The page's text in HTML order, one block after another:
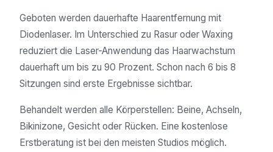
Geboten werden dauerhafte Haarentfernung mit
Diodenlaser. Im Unterschied zu Rasur oder Waxing
reduziert die Laser-Anwendung das Haarwachstum
dauerhaft um bis zu 90 Prozent. Schon nach 6 bis 8
Sitzungen sind erste Ergebnisse sichtbar.
Behandelt werden alle Körperstellen: Beine, Achseln,
Bikinizone, Gesicht oder Rücken. Eine kostenlose
Erstberatung ist bei den meisten Studios möglich.